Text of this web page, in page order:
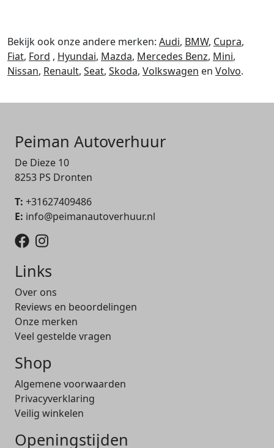
Bekijk ook onze andere merken: Audi, BMW, Cupra,
Fiat, Ford , Hyundai, Mazda, Mercedes Benz, Mini,
Nissan, Renault, Seat, Skoda, Volkswagen en Volvo.
Peiman Autoverhuur
De Dieze 10
8253 PS Dronten
T: +31627409486
E: info@peimanautoverhuur.nl
Links
Over ons
Reviews en beoordelingen
Onze merken
Veel gestelde vragen
Shop
Algemene voorwaarden
Privacyverklaring
Veilig winkelen
Openingstijden